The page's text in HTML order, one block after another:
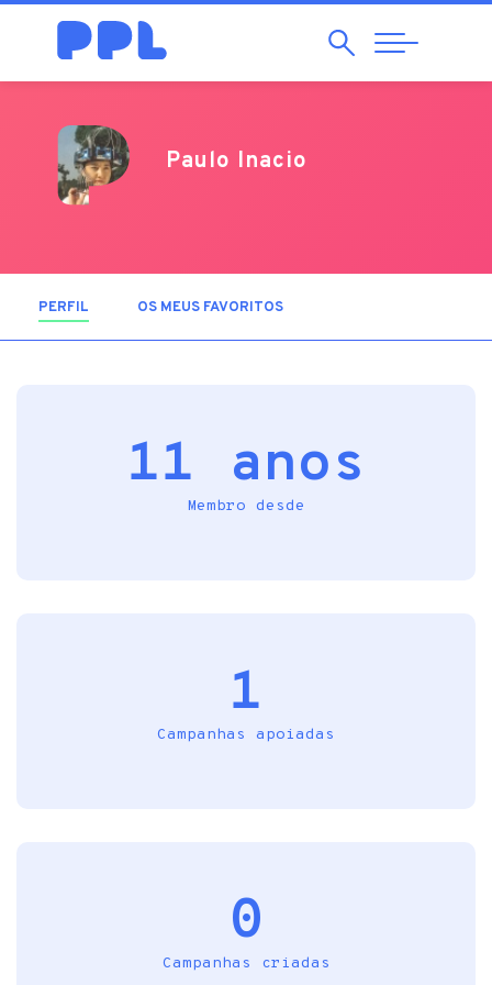
Pesquisar
Abrir
Navegação
Paulo Inacio
PERFIL (SEPARADOR ATIVO)
OS MEUS FAVORITOS
11 anos
Membro desde
1
Campanhas apoiadas
0
Campanhas criadas